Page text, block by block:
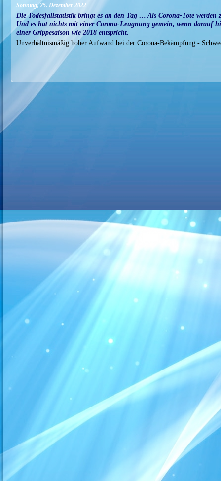
Sonntag, 25. Dezember 2022
Die Todesfallstatistik bringt es an den Tag … Als Corona-Tote werden
Und es hat nichts mit einer Corona-Leugnung gemein, wenn darauf
einer Grippesaison wie 2018 entspricht.
Unverhältnismäßig hoher Aufwand bei der Corona-Bekämpfung -